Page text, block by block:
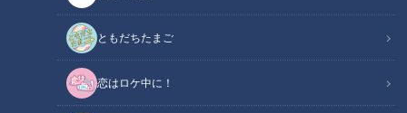
ともだちたまご
恋はロケ中に！
この記事の画像